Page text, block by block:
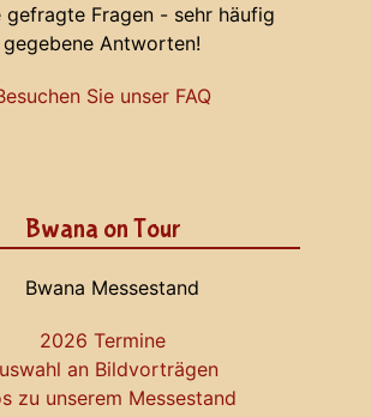
gefragte Fragen - sehr häufig
gegebene Antworten!
Sie unser FAQ
Bwana on Tour
2026 Termine
an Bildvorträgen
zu unserem Messestand